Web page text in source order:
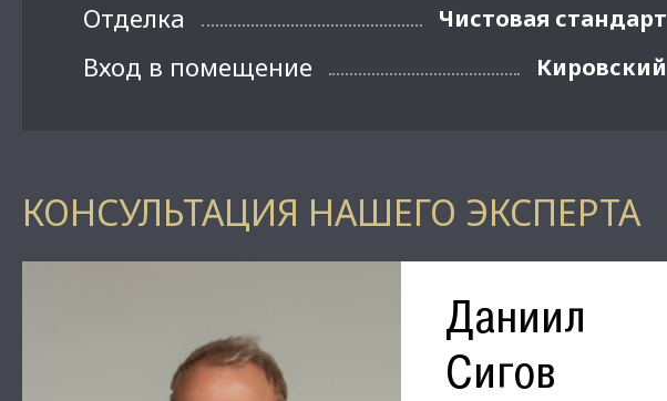
Отделка Чистовая стандарт
Вход в помещение Кировский
КОНСУЛЬТАЦИЯ НАШЕГО ЭКСПЕРТА
Даниил
Сигов